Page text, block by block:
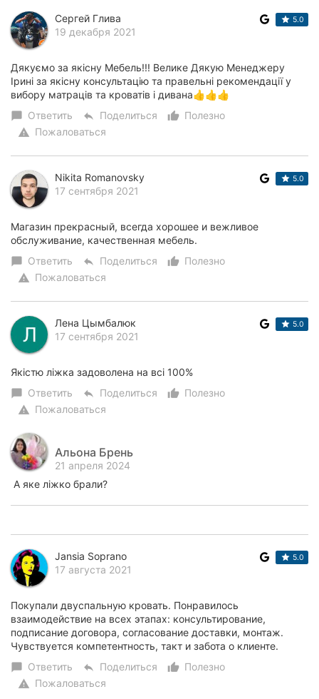
Сергей Глива
19 декабря 2021
5.0
Дякуємо за якісну Мебель!!! Велике Дякую Менеджеру
Ірині за якісну консультацію та правельні рекомендації у
вибору матраців та кроватів і дивана👍👍👍
chat_bubble Ответить reply Поделиться thumb_up_alt
Полезно
warning Пожаловаться
Nikita Romanovsky
17 сентября 2021
5.0
Магазин прекрасный, всегда хорошее и вежливое
обслуживание, качественная мебель.
chat_bubble Ответить reply Поделиться thumb_up_alt
Полезно
warning Пожаловаться
Лена Цымбалюк
17 сентября 2021
5.0
Якістю ліжка задоволена на всі 100%
chat_bubble Ответить reply Поделиться thumb_up_alt
Полезно
warning Пожаловаться
Альона Брень
21 апреля 2024
А яке ліжко брали?
Jansia Soprano
17 августа 2021
5.0
Покупали двуспальную кровать. Понравилось
взаимодействие на всех этапах: консультирование,
подписание договора, согласование доставки, монтаж.
Чувствуется компетентность, такт и забота о клиенте.
chat_bubble Ответить reply Поделиться thumb_up_alt
Полезно
warning Пожаловаться